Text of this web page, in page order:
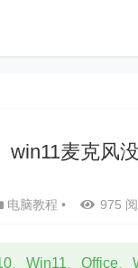
win11麦克风
电脑教程 • 975
、Win11、Office、